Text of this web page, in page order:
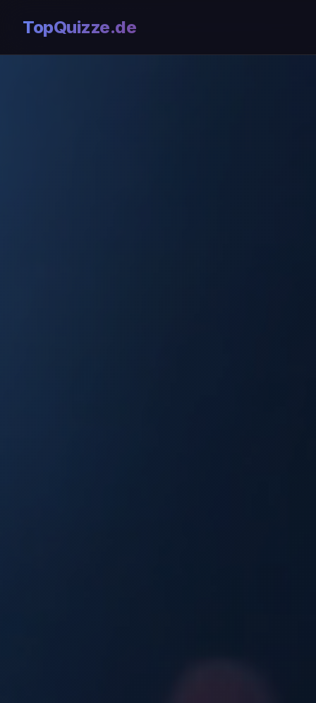
TopQuizze.de